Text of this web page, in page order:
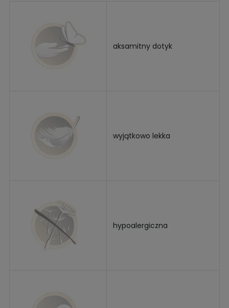
aksamitny dotyk
wyjątkowo lekka
hypoalergiczna